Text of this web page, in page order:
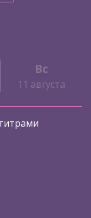
Вс
11 августа